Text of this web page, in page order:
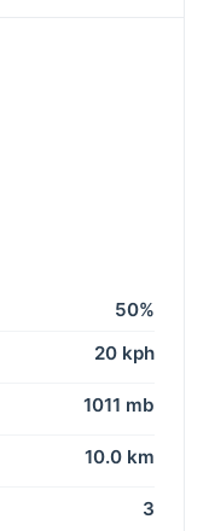
50%
20 kph
1011 mb
10.0 km
3